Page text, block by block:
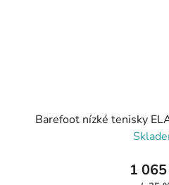
Barefoot nízké tenisky
1